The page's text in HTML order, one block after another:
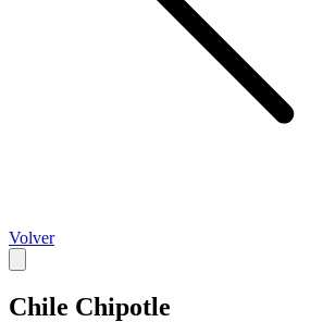
Volver
Chile Chipotle